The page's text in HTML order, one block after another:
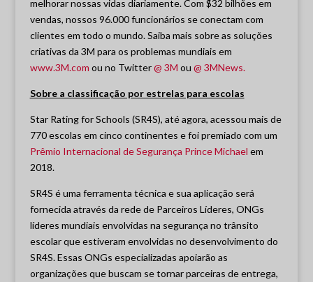
melhorar nossas vidas diariamente. Com $32 bilhões em
vendas, nossos 96.000 funcionários se conectam com
clientes em todo o mundo. Saiba mais sobre as soluções
criativas da 3M para os problemas mundiais em
www.3M.com ou no Twitter@ 3M ou @ 3MNews.
Sobre a classificação por estrelas para escolas
Star Rating for Schools (SR4S), até agora, acessou mais de
770 escolas em cinco continentes e foi premiado com um
Prêmio Internacional de Segurança Prince Michael em
2018.
SR4S é uma ferramenta técnica e sua aplicação será
fornecida através da rede de Parceiros Líderes, ONGs
líderes mundiais envolvidas na segurança no trânsito
escolar que estiveram envolvidas no desenvolvimento do
SR4S. Essas ONGs especializadas apoiarão as
organizações que buscam se tornar parceiras de entrega,